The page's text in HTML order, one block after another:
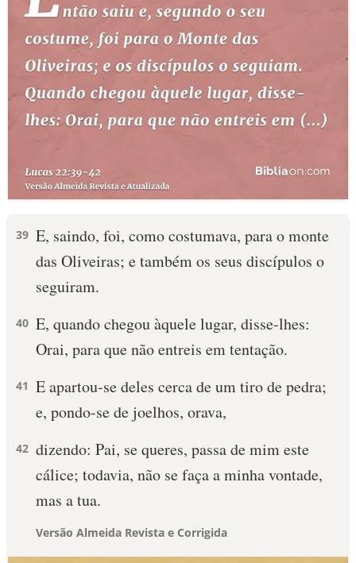
39 E, saindo, foi, como costumava, para o monte
das Oliveiras; e também os seus discípulos o
seguiram.
40 E, quando chegou àquele lugar, disse-lhes:
Orai, para que não entreis em tentação.
41 E apartou-se deles cerca de um tiro de pedra;
e, pondo-se de joelhos, orava,
42 dizendo: Pai, se queres, passa de mim este
cálice; todavia, não se faça a minha vontade,
mas a tua.
Versão Almeida Revista e Corrigida